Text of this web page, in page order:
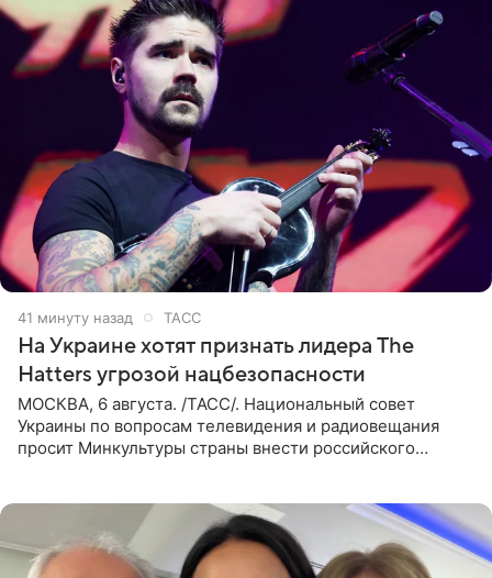
41 минуту назад ТАСС
На Украине хотят признать лидера The
Hatters угрозой нацбезопасности
МОСКВА, 6 августа. /ТАСС/. Национальный совет
Украины по вопросам телевидения и радиовещания
просит Минкультуры страны внести российского